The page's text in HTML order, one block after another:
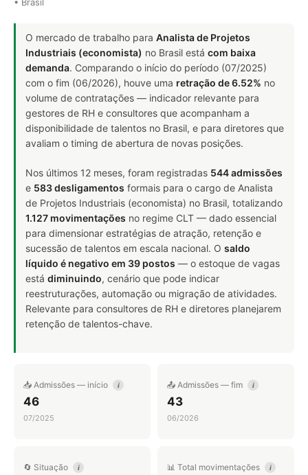
O mercado de trabalho para Analista de Projetos
Industriais (economista) no Brasil está com baixa
demanda. Comparando o início do período (07/2025)
com o fim (06/2026), houve uma retração de 6.52% no
volume de contratações — indicador relevante para
gestores de RH e consultores que acompanham a
disponibilidade de talentos no Brasil, e para diretores que
avaliam o timing de abertura de novas posições.
Nos últimos 12 meses, foram registradas 544 admissões
e 583 desligamentos formais para o cargo de Analista
de Projetos Industriais (economista) no Brasil, totalizando
1.127 movimentações no regime CLT — dado essencial
para dimensionar estratégias de atração, retenção e
sucessão de talentos em escala nacional. O saldo
líquido é negativo em 39 postos — o estoque de vagas
está diminuindo, cenário que pode indicar
reestruturações, automação ou migração de atividades.
Relevante para consultores de RH e diretores planejarem
retenção de talentos-chave.
📥 Admissões — início i
46
07/2025
📤 Admissões — fim i
43
06/2026
🔄 Situação i 📊 Total movimentações i